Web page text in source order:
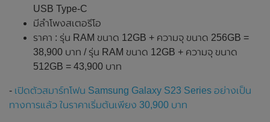
USB Type-C
มีลำโพงสเตอรีโอ
ราคา : รุ่น RAM ขนาด 12GB + ความจุ ขนาด 256GB =
38,900 บาท / รุ่น RAM ขนาด 12GB + ความจุ ขนาด
512GB = 43,900 บาท
- เปิดตัวสมาร์ทโฟน Samsung Galaxy S23 Series อย่างเป็น
ทางการแล้ว ในราคาเริ่มต้นเพียง 30,900 บาท